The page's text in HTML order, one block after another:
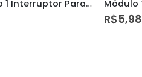
Módulo Tomada 2p+t Branco250v/ 10a – Tramontina
R$18,70